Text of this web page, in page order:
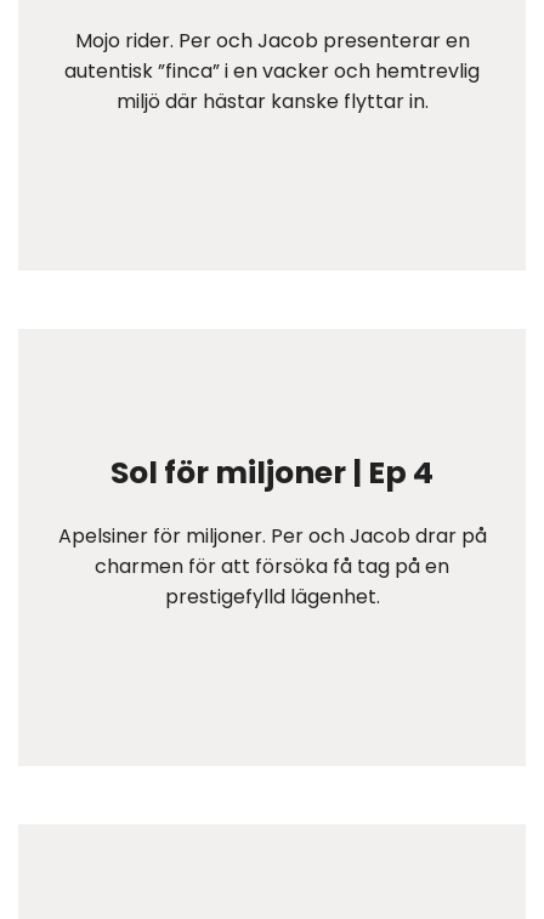
Mojo rider. Per och Jacob presenterar en
autentisk ”finca” i en vacker och hemtrevlig
miljö där hästar kanske flyttar in.
Sol för miljoner | Ep 4
Apelsiner för miljoner. Per och Jacob drar på
charmen för att försöka få tag på en
prestigefylld lägenhet.